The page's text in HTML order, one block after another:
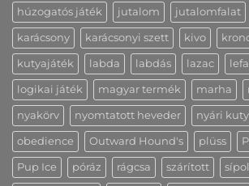
húzogatós játék jutalom jutalomfalat
karácsony karácsonyi szett kivo
kutyajáték labda labdás lazac
logikai játék magyar termék marha
nyakörv nyomtatott heveder nyári
obedience Outward Hound's plüss
Pup Ice póráz rágcsa szárított